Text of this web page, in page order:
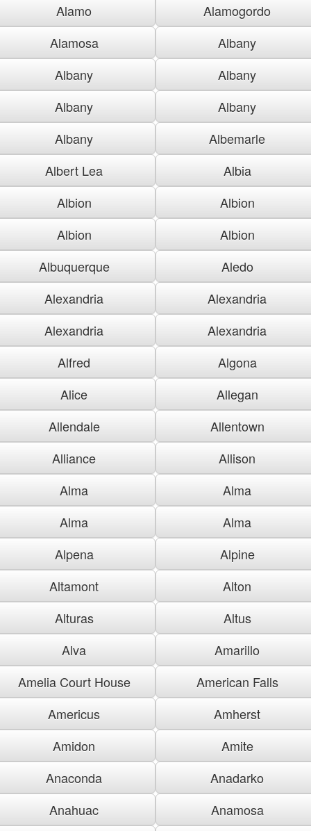
Alamo
Alamogordo
Alamosa
Albany
Albany
Albany
Albany
Albany
Albany
Albemarle
Albert Lea
Albia
Albion
Albion
Albion
Albion
Albuquerque
Aledo
Alexandria
Alexandria
Alexandria
Alexandria
Alfred
Algona
Alice
Allegan
Allendale
Allentown
Alliance
Allison
Alma
Alma
Alma
Alma
Alpena
Alpine
Altamont
Alton
Alturas
Altus
Alva
Amarillo
Amelia Court House
American Falls
Americus
Amherst
Amidon
Amite
Anaconda
Anadarko
Anahuac
Anamosa